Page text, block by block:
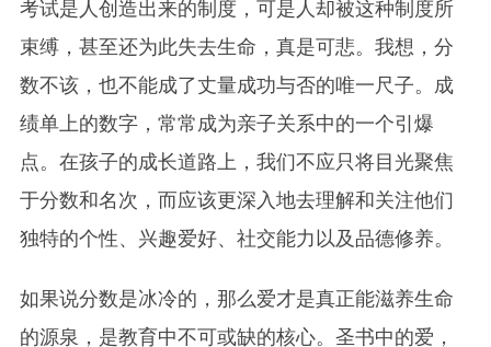
考试是人创造出来的制度，可是人却被这种制度所
束缚，甚至还为此失去生命，真是可悲。我想，分
数不该，也不能成了丈量成功与否的唯一尺子。成
绩单上的数字，常常成为亲子关系中的一个引爆
点。在孩子的成长道路上，我们不应只将目光聚焦
于分数和名次，而应该更深入地去理解和关注他们
独特的个性、兴趣爱好、社交能力以及品德修养。
如果说分数是冰冷的，那么爱才是真正能滋养生命
的源泉，是教育中不可或缺的核心。圣书中的爱，